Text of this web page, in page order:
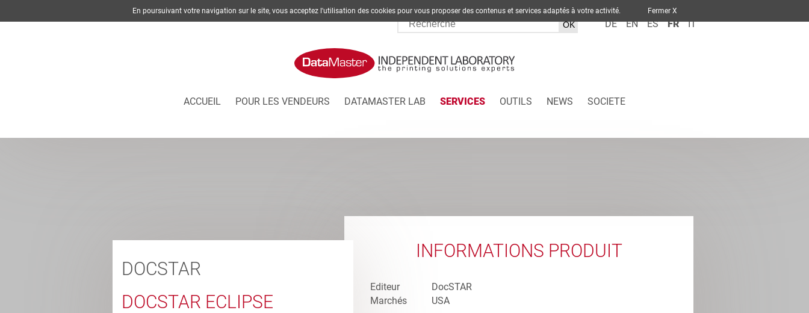
DE EN ES FR IT
ACCUEIL POUR LES VENDEURS DATAMASTER LAB SERVICES OUTILS NEWS SOCIETE
DOCSTAR
DOCSTAR ECLIPSE
INFORMATIONS PRODUIT
Editeur
DocSTAR
Marchés
USA
En poursuivant votre navigation sur le site, vous acceptez l'utilisation des cookies pour vous proposer des contenus et services adaptés à votre activité. Fermer X